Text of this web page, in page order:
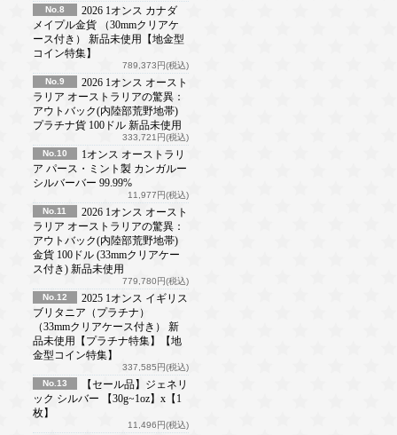
No.8
2026 1オンス カナダ
メイプル金貨 （30mmクリアケ
ース付き） 新品未使用【地金型
コイン特集】
789,373円(税込)
No.9
2026 1オンス オースト
ラリア オーストラリアの驚異：
アウトバック(内陸部荒野地帯)
プラチナ貨 100ドル 新品未使用
333,721円(税込)
No.10
1オンス オーストラリ
ア パース・ミント製 カンガルー
シルバーバー 99.99%
11,977円(税込)
No.11
2026 1オンス オースト
ラリア オーストラリアの驚異：
アウトバック(内陸部荒野地帯)
金貨 100ドル (33mmクリアケー
ス付き) 新品未使用
779,780円(税込)
No.12
2025 1オンス イギリス
ブリタニア（プラチナ）
（33mmクリアケース付き） 新
品未使用【プラチナ特集】【地
金型コイン特集】
337,585円(税込)
No.13
【セール品】ジェネリ
ック シルバー 【30g~1oz】x【1
枚】
11,496円(税込)